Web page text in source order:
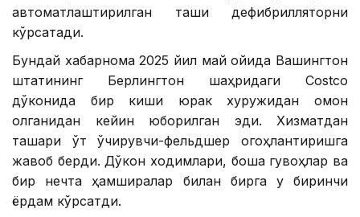
автоматлаштирилган ташқи дефибрилляторни
кўрсатади.
Бундай хабарнома 2025 йил май ойида Вашингтон
штатининг Берлингтон шаҳридаги Costco
дўконида бир киши юрак хуружидан омон
қолганидан кейин юборилган эди. Хизматдан
ташқари ўт ўчирувчи-фельдшер огоҳлантиришга
жавоб берди. Дўкон ходимлари, бошқа гувоҳлар ва
бир нечта ҳамширалар билан бирга у биринчи
ёрдам кўрсатди.